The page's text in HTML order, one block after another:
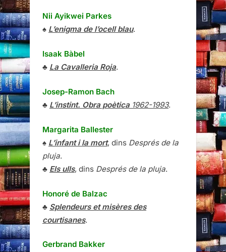
Nii Ayikwei Parkes
♠ L’enigma de l’ocell blau.
Isaak Bàbel
♣ La Cavalleria Roja.
Josep-Ramon Bach
♣ L’instint. Obra poètica1962-1993.
Margarita Ballester
♠ L’infant i la mort, dins Després de la
pluja.
♣ Els ulls, dins Després de la pluja.
Honoré de Balzac
♣ Splendeurs et misères des
courtisanes.
Gerbrand Bakker